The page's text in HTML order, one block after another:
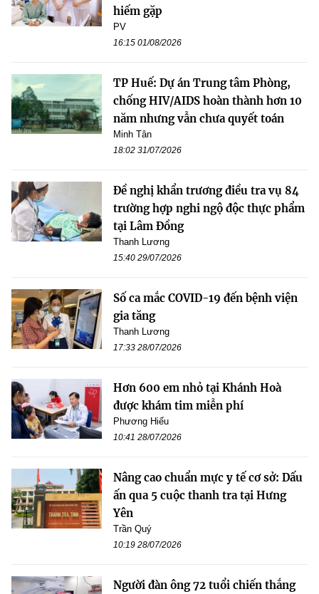
hiếm gặp
PV
16:15 01/08/2026
TP Huế: Dự án Trung tâm Phòng,
chống HIV/AIDS hoàn thành hơn 10
năm nhưng vẫn chưa quyết toán
Minh Tân
18:02 31/07/2026
Đề nghị khẩn trương điều tra vụ 84
trường hợp nghi ngộ độc thực phẩm
tại Lâm Đồng
Thanh Lương
15:40 29/07/2026
Số ca mắc COVID-19 đến bệnh viện
gia tăng
Thanh Lương
17:33 28/07/2026
Hơn 600 em nhỏ tại Khánh Hoà
được khám tim miễn phí
Phương Hiếu
10:41 28/07/2026
Nâng cao chuẩn mực y tế cơ sở: Dấu
ấn qua 5 cuộc thanh tra tại Hưng
Yên
Trần Quý
10:19 28/07/2026
Người đàn ông 72 tuổi chiến thắng